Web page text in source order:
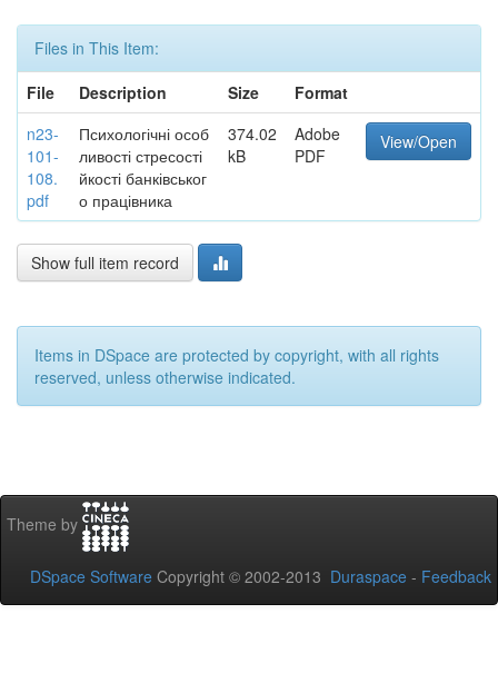
Files in This Item:
File
Description Size
Format
n23-
101-
108.
pdf
Психологічні особ
ливості стресості
йкості банківськог
о працівника
374.02
kB
Adobe
PDF
View/Open
Show full item record
Items in DSpace are protected by copyright, with all rights
reserved, unless otherwise indicated.
Theme by
DSpace Software Copyright © 2002-2013 Duraspace - Feedback